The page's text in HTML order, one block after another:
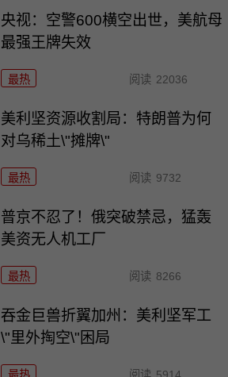
央视：空警600横空出世，美航母
最强王牌失效
最热 阅读 22036
美利坚资源收割局：特朗普为何
对乌稀土\"摊牌\"
最热 阅读 9732
普京不忍了！俄突破禁忌，猛轰
美资无人机工厂
最热 阅读 8266
吞金巨兽折翼加州：美利坚军工
\"里外掏空\"困局
最热 阅读 5914